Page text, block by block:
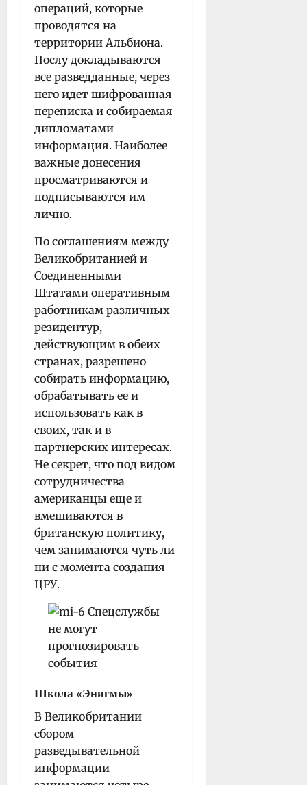
операций, которые
проводятся на
территории Альбиона.
Послу докладываются
все разведданные, через
него идет шифрованная
переписка и собираемая
дипломатами
информация. Наиболее
важные донесения
просматриваются и
подписываются им
лично.
По соглашениям между
Великобританией и
Соединенными
Штатами оперативным
работникам различных
резидентур,
действующим в обеих
странах, разрешено
собирать информацию,
обрабатывать ее и
использовать как в
своих, так и в
партнерских интересах.
Не секрет, что под видом
сотрудничества
американцы еще и
вмешиваются в
британскую политику,
чем занимаются чуть ли
ни с момента создания
ЦРУ.
Школа «Энигмы»
В Великобритании
сбором
разведывательной
информации